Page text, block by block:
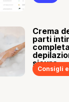
Crema
parti
sicura
Consigli